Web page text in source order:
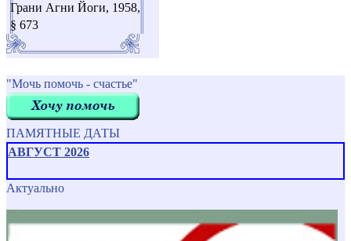
Грани Агни Йоги, 1958,
§ 673
"Мочь помочь - счастье"
ПАМЯТНЫЕ ДАТЫ
АВГУСТ 2026
Актуально